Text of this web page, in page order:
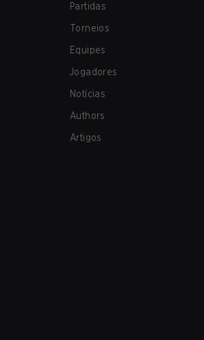
Partidas
Torneios
Equipes
Jogadores
Notícias
Authors
Artigos